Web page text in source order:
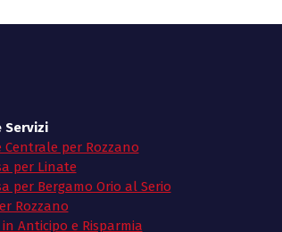
Servizi
Centrale per Rozzano
per Linate
per Bergamo Orio al Serio
Rozzano
Anticipo e Risparmia